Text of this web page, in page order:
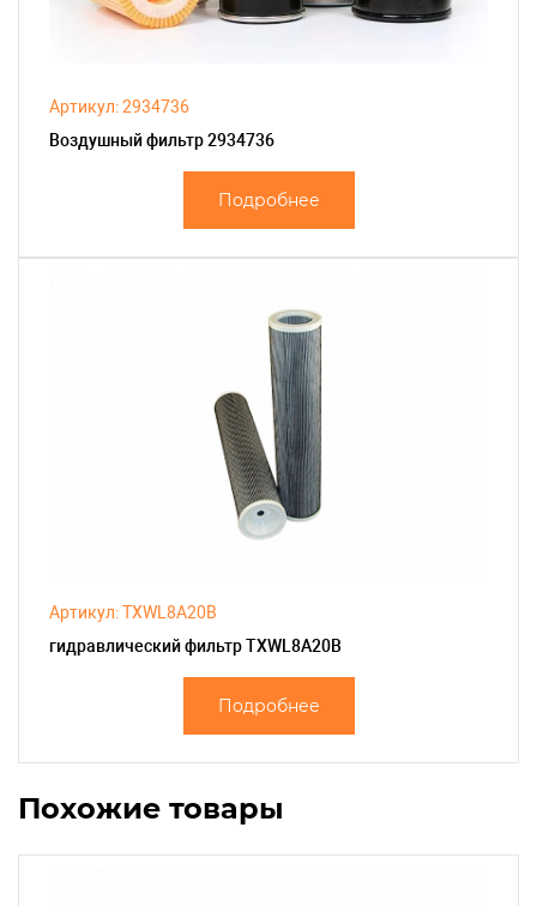
Артикул: 2934736
Воздушный фильтр 2934736
Подробнее
Артикул: TXWL8A20B
гидравлический фильтр TXWL8A20B
Подробнее
Похожие товары